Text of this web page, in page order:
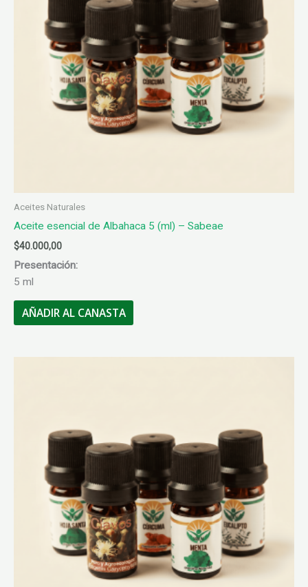
Aceites Naturales
Aceite esencial de Albahaca 5 (ml) – Sabeae
$40.000,00
Presentación:
5 ml
AÑADIR AL CANASTA